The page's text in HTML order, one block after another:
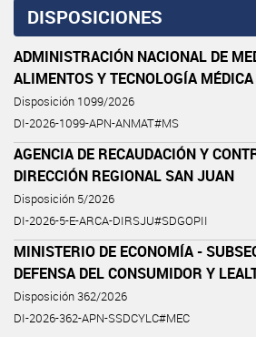
DISPOSICIONES
ADMINISTRACIÓN NACIONAL DE
ALIMENTOS Y TECNOLOGÍA MÉDICA
Disposición 1099/2026
DI-2026-1099-APN-ANMAT#MS
AGENCIA DE RECAUDACIÓN Y
DIRECCIÓN REGIONAL SAN JUAN
Disposición 5/2026
DI-2026-5-E-ARCA-DIRSJU#SDGOPII
MINISTERIO DE ECONOMÍA -
DEFENSA DEL CONSUMIDOR Y
Disposición 362/2026
DI-2026-362-APN-SSDCYLC#MEC